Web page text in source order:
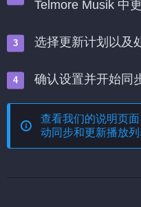
Telmore Musik 中
选择更新计划以及
确认设置并开始同
查看我们的说明页
动同步和更新播放列